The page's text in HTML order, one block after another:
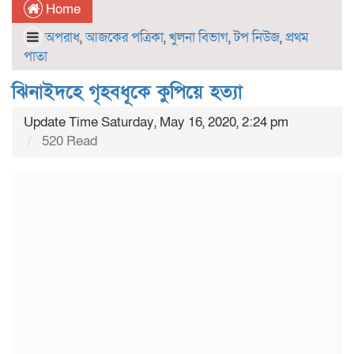
Home
অপরাধ,আজকের পত্রিকা,খুলনা বিভাগ,টপ নিউজ,প্রথম
পাতা
ঝিনাইদহে গৃহবধূকে কুপিয়ে হত্যা
Update Time Saturday, May 16, 2020, 2:24 pm
520 Read